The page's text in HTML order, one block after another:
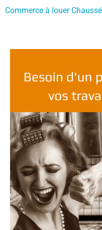
Commerce à louer